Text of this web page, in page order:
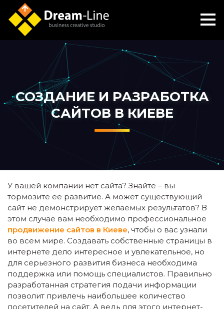
СОЗДАНИЕ И РАЗРАБОТКА
САЙТОВ В КИЕВЕ
У вашей компании нет сайта? Знайте – вы
тормозите ее развитие. А может существующий
сайт не демонстрирует желаемых результатов? В
этом случае вам необходимо профессиональное
продвижение сайтов в Киеве, чтобы о вас узнали
во всем мире. Создавать собственные страницы в
интернете дело интересное и увлекательное, но
для серьезного развития бизнеса необходима
поддержка или помощь специалистов. Правильно
разработанная стратегия подачи информации
позволит привлечь наибольшее количество
посетителей на сайт. А ведь для этого интернет-